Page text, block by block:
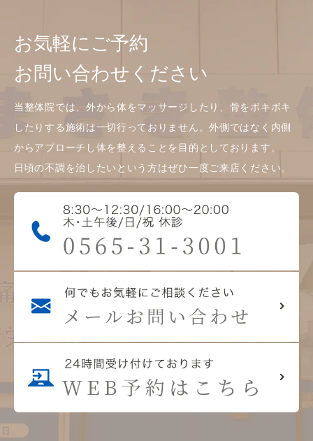
お気軽にご予約
お問い合わせください
当整体院では、外から体をマッサージしたり、骨をボキボキ
したりする施術は一切行っておりません。外側ではなく内側
からアプローチし体を整えることを目的としております。
日頃の不調を治したいという方はぜひ一度ご来店ください。